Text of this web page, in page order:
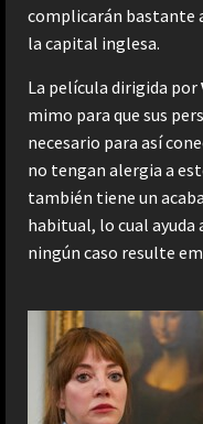
complicarán bastante
la capital inglesa.
La película dirigida por
mimo para que sus
necesario para así
no tengan alergia a
también tiene un
habitual, lo cual ayuda
ningún caso resulte